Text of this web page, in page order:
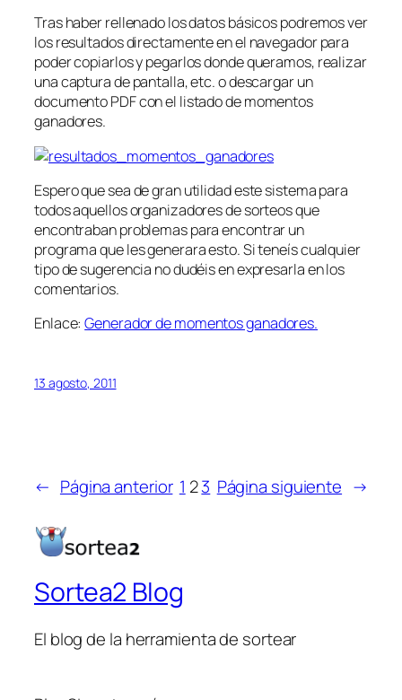
Tras haber rellenado los datos básicos podremos ver
los resultados directamente en el navegador para
poder copiarlos y pegarlos donde queramos, realizar
una captura de pantalla, etc. o descargar un
documento PDF con el listado de momentos
ganadores.
Espero que sea de gran utilidad este sistema para
todos aquellos organizadores de sorteos que
encontraban problemas para encontrar un
programa que les generara esto. Si teneís cualquier
tipo de sugerencia no dudéis en expresarla en los
comentarios.
Enlace:Generador de momentos ganadores.
13 agosto, 2011
← Página anterior 1 23 Página siguiente →
Sortea2 Blog
El blog de la herramienta de sortear